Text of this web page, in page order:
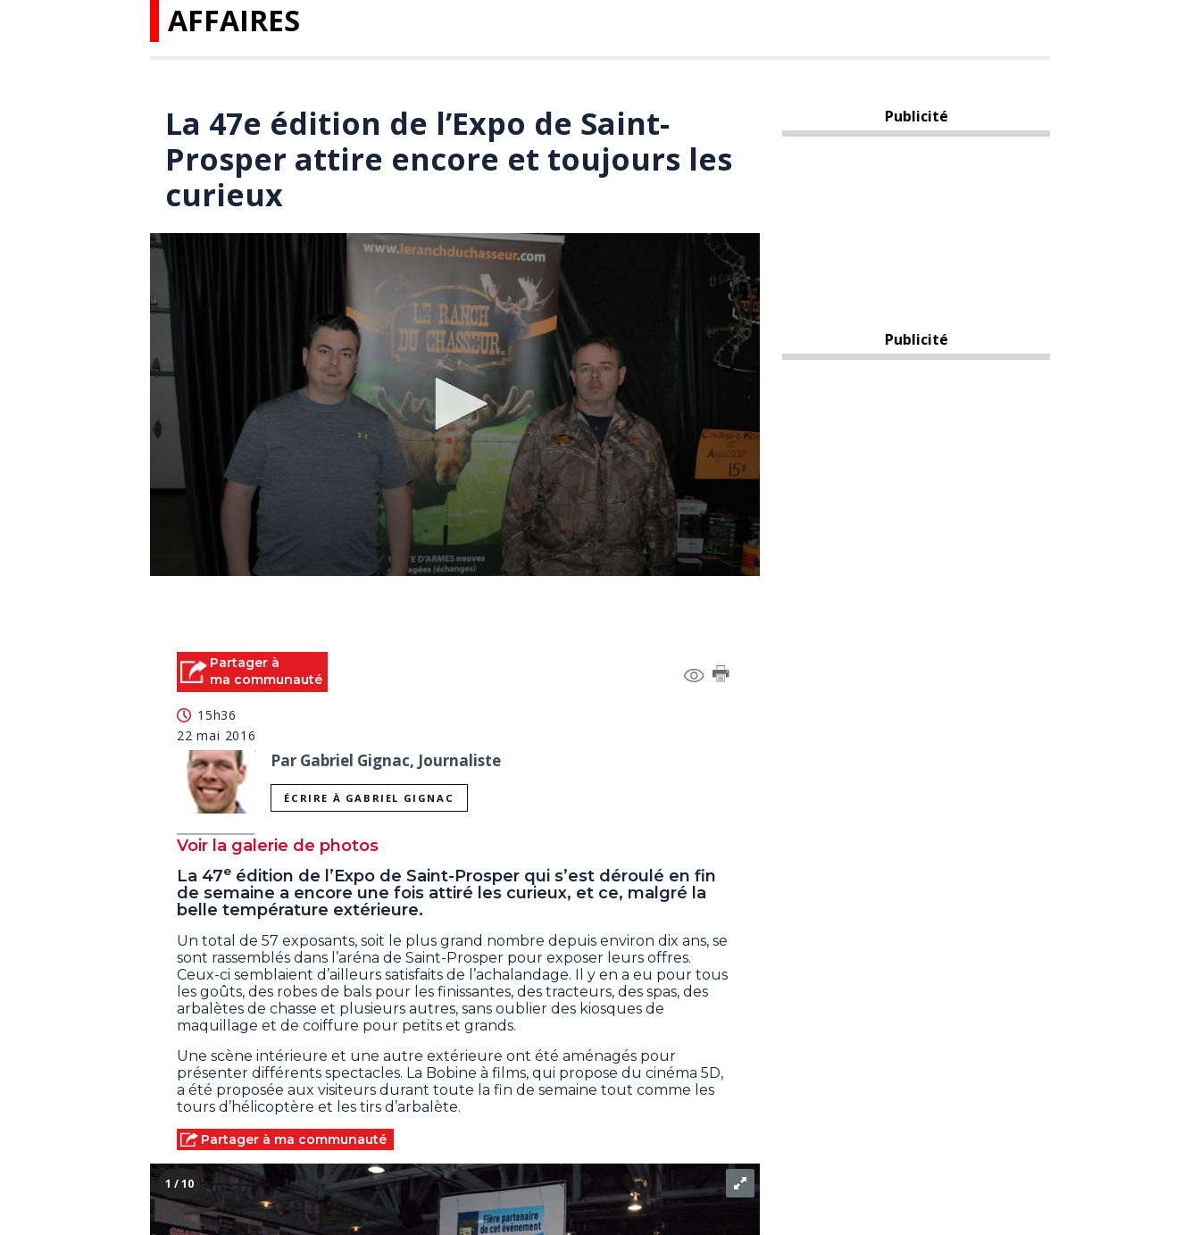
AFFAIRES
La 47e édition de l’Expo de Saint-
Prosper attire encore et toujours les
curieux
90%
Partager à
ma communauté
15h36
22 mai 2016
Par Gabriel Gignac, Journaliste
ÉCRIRE À GABRIEL GIGNAC
Voir la galerie de photos
La 47e édition de l’Expo de Saint-Prosper qui s’est déroulé en fin
de semaine a encore une fois attiré les curieux, et ce, malgré la
belle température extérieure.
Un total de 57 exposants, soit le plus grand nombre depuis environ dix ans, se
sont rassemblés dans l’aréna de Saint-Prosper pour exposer leurs offres.
Ceux-ci semblaient d’ailleurs satisfaits de l’achalandage. Il y en a eu pour tous
les goûts, des robes de bals pour les finissantes, des tracteurs, des spas, des
arbalètes de chasse et plusieurs autres, sans oublier des kiosques de
maquillage et de coiffure pour petits et grands.
Une scène intérieure et une autre extérieure ont été aménagés pour
présenter différents spectacles. La Bobine à films, qui propose du cinéma 5D,
a été proposée aux visiteurs durant toute la fin de semaine tout comme les
tours d’hélicoptère et les tirs d’arbalète.
Partager à ma communauté
1 / 10
Publicité
Publicité